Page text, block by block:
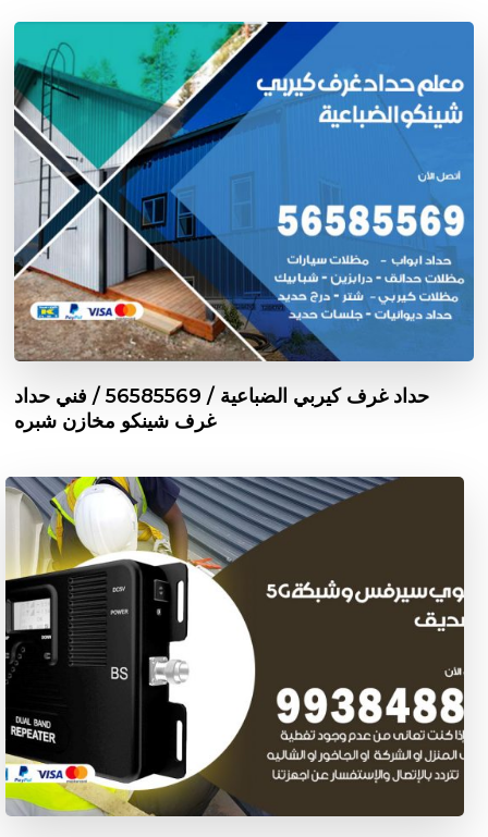
حداد غرف كيربي الضباعية / 56585569 / فني حداد
غرف شينكو مخازن شبره